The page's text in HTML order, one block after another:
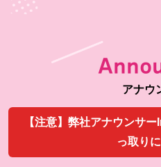
アナウ
【注意】弊社アナウンサ
っ取り